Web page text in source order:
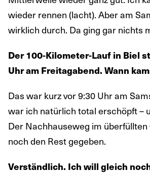
wieder rennen (lacht). Aber am
wirklich durch. Da ging gar nichts
Der 100-Kilometer-Lauf in Biel
Uhr am Freitagabend. Wann
Das war kurz vor 9:30 Uhr am
war ich natürlich total erschöpft –
Der Nachhauseweg im überfüllten
noch den Rest gegeben.
Verständlich. Ich will gleich